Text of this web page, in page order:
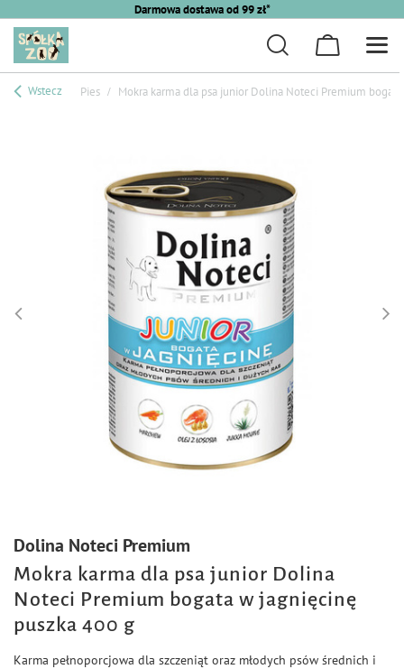
Darmowa dostawa od 99 zł*
Wstecz Pies Mokra karma dla psa junior Dolina Noteci Premium
Dolina Noteci Premium
Mokra karma dla psa junior Dolina
Noteci Premium bogata w jagnięcinę
puszka 400 g
Karma pełnoporcjowa dla szczeniąt oraz młodych psów średnich i